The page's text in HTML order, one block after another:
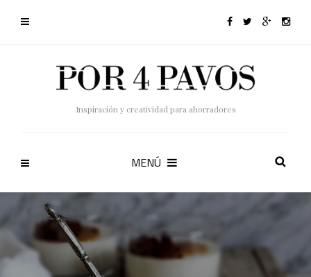
Inspiración y creatividad para ahorradores
MENÚ